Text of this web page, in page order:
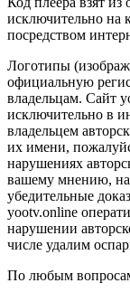
исключительно на
посредством
Логотипы
официальную
владельцам. Сайт
исключительно в
владельцем
их имени,
нарушениях
вашему мнению,
убедительные
yootv.online
нарушении
числе удалим
По любым